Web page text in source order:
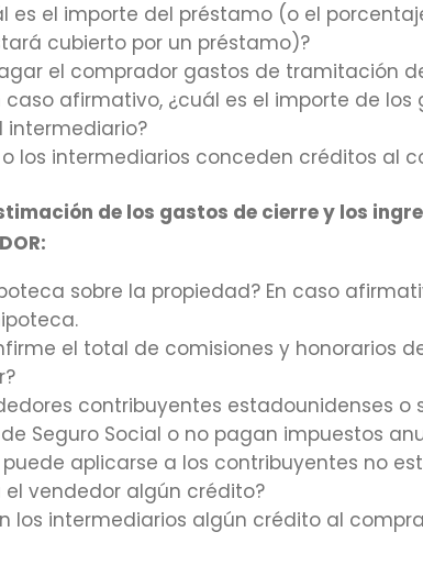
es el importe del préstamo (o el
cubierto por un préstamo)?
el comprador gastos de tramitación
caso afirmativo, ¿cuál es el importe de los
o los intermediarios conceden créditos al
de los gastos de cierre y los
sobre la propiedad? En caso
el total de comisiones y honorarios
contribuyentes estadounidenses o
Seguro Social o no pagan impuestos
puede aplicarse a los contribuyentes no
el vendedor algún crédito?
los intermediarios algún crédito al